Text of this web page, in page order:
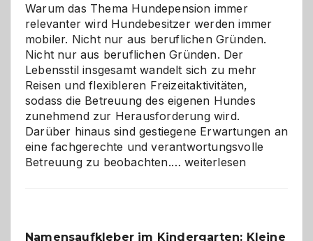
Warum das Thema Hundepension immer
relevanter wird Hundebesitzer werden immer
mobiler. Nicht nur aus beruflichen Gründen.
Nicht nur aus beruflichen Gründen. Der
Lebensstil insgesamt wandelt sich zu mehr
Reisen und flexibleren Freizeitaktivitäten,
sodass die Betreuung des eigenen Hundes
zunehmend zur Herausforderung wird.
Darüber hinaus sind gestiegene Erwartungen an
eine fachgerechte und verantwortungsvolle
Betreuung zu beobachten.…Betreuung
ist
weiterlesen
Namensaufkleber im Kindergarten: Kleine